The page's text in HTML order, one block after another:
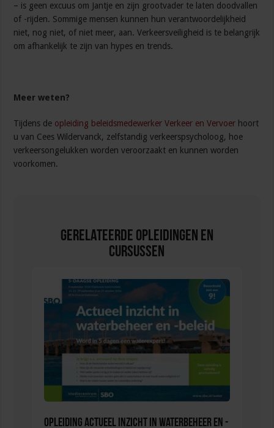
– is geen excuus om Jantje en zijn grootvader te laten doodvallen
of -rijden. Sommige mensen kunnen hun verantwoordelijkheid
niet, nog niet, of niet meer, aan. Verkeersveiligheid is te belangrijk
om afhankelijk te zijn van hypes en trends.
Meer weten?
Tijdens de opleiding beleidsmedewerker Verkeer en Vervoer hoort
u van Cees Wildervanck, zelfstandig verkeerspsycholoog, hoe
verkeersongelukken worden veroorzaakt en kunnen worden
voorkomen.
Gerelateerde Opleidingen en
Cursussen
Opleiding Actueel inzicht in waterbeheer en -